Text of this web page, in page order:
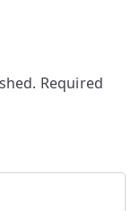
Required